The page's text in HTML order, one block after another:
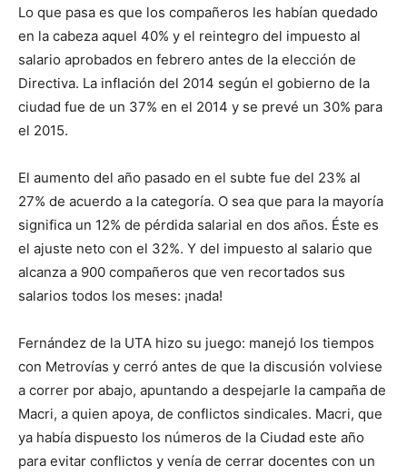
Lo que pasa es que los compañeros les habían quedado
en la cabeza aquel 40% y el reintegro del impuesto al
salario aprobados en febrero antes de la elección de
Directiva. La inflación del 2014 según el gobierno de la
ciudad fue de un 37% en el 2014 y se prevé un 30% para
el 2015.
El aumento del año pasado en el subte fue del 23% al
27% de acuerdo a la categoría. O sea que para la mayoría
significa un 12% de pérdida salarial en dos años. Éste es
el ajuste neto con el 32%. Y del impuesto al salario que
alcanza a 900 compañeros que ven recortados sus
salarios todos los meses: ¡nada!
Fernández de la UTA hizo su juego: manejó los tiempos
con Metrovías y cerró antes de que la discusión volviese
a correr por abajo, apuntando a despejarle la campaña de
Macri, a quien apoya, de conflictos sindicales. Macri, que
ya había dispuesto los números de la Ciudad este año
para evitar conflictos y venía de cerrar docentes con un